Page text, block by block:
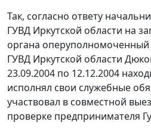
Так, согласно ответу
ГУВД Иркутской области на
органа
ГУВД Иркутской области
23.09.2004 по 12.12.2004
исполнял свои служебные
участвовал в совместной
проверке предпринимателя